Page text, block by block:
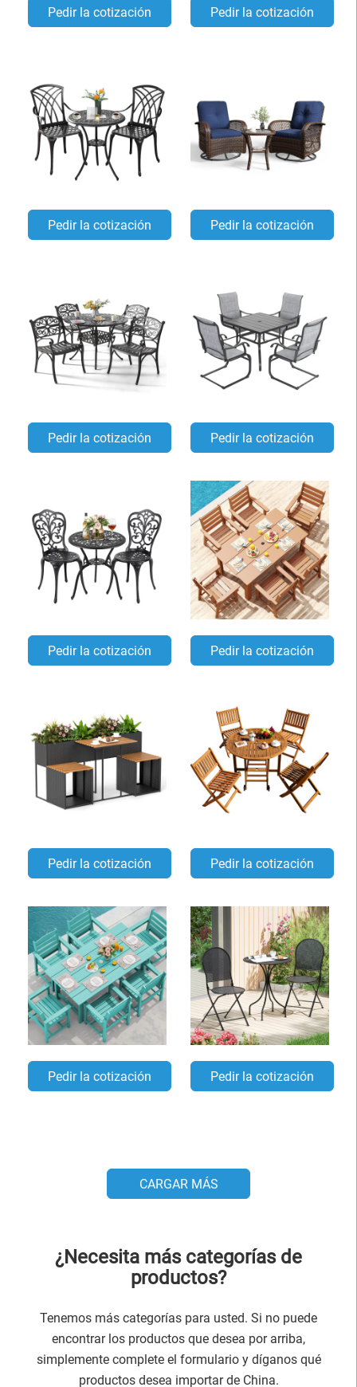
Pedir la cotización Pedir la cotización
Pedir la cotización Pedir la cotización
Pedir la cotización Pedir la cotización
Pedir la cotización Pedir la cotización
Pedir la cotización Pedir la cotización
Pedir la cotización Pedir la cotización
CARGAR MÁS
¿Necesita más categorías de
productos?
Tenemos más categorías para usted. Si no puede
encontrar los productos que desea por arriba,
simplemente complete el formulario y díganos qué
productos desea importar de China.